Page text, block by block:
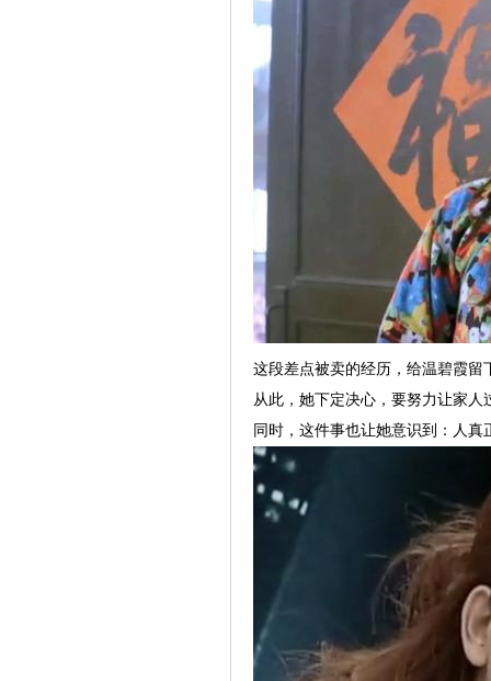
这段差点被卖的经历，给温碧霞留
从此，她下定决心，要努力让家人
同时，这件事也让她意识到：人